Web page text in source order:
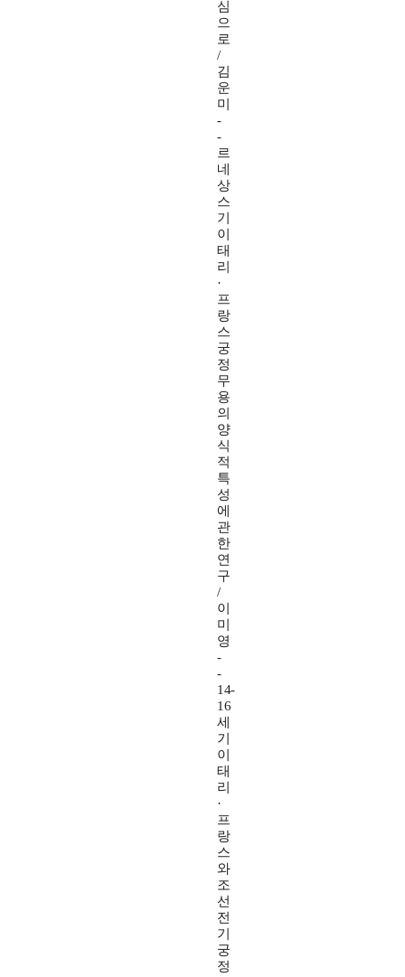
심
으
로
/
김
운
미
-
-
르
네
상
스
기
이
태
리
·
프
랑
스
궁
정
무
용
의
양
식
적
특
성
에
관
한
연
구
/
이
미
영
-
-
14-
16
세
기
이
태
리
·
프
랑
스
와
조
선
전
기
궁
정